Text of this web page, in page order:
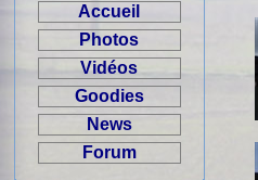
Accueil
Photos
Vidéos
Goodies
News
Forum